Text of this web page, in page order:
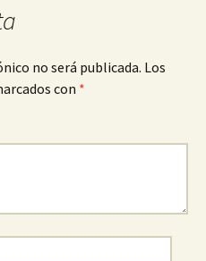
no será publicada. Los
con *